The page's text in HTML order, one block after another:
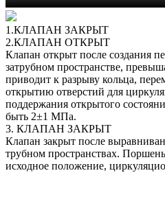
1.КЛАПАН ЗАКРЫТ
2.КЛАПАН ОТКРЫТ
Клапан открыт после создания
затрубном пространстве,
приводит к разрыву кольца,
открытию отверстий для
поддержания открытого
быть 2±1 МПа.
3. КЛАПАН ЗАКРЫТ
Клапан закрыт после
трубном пространствах.
исходное положение,